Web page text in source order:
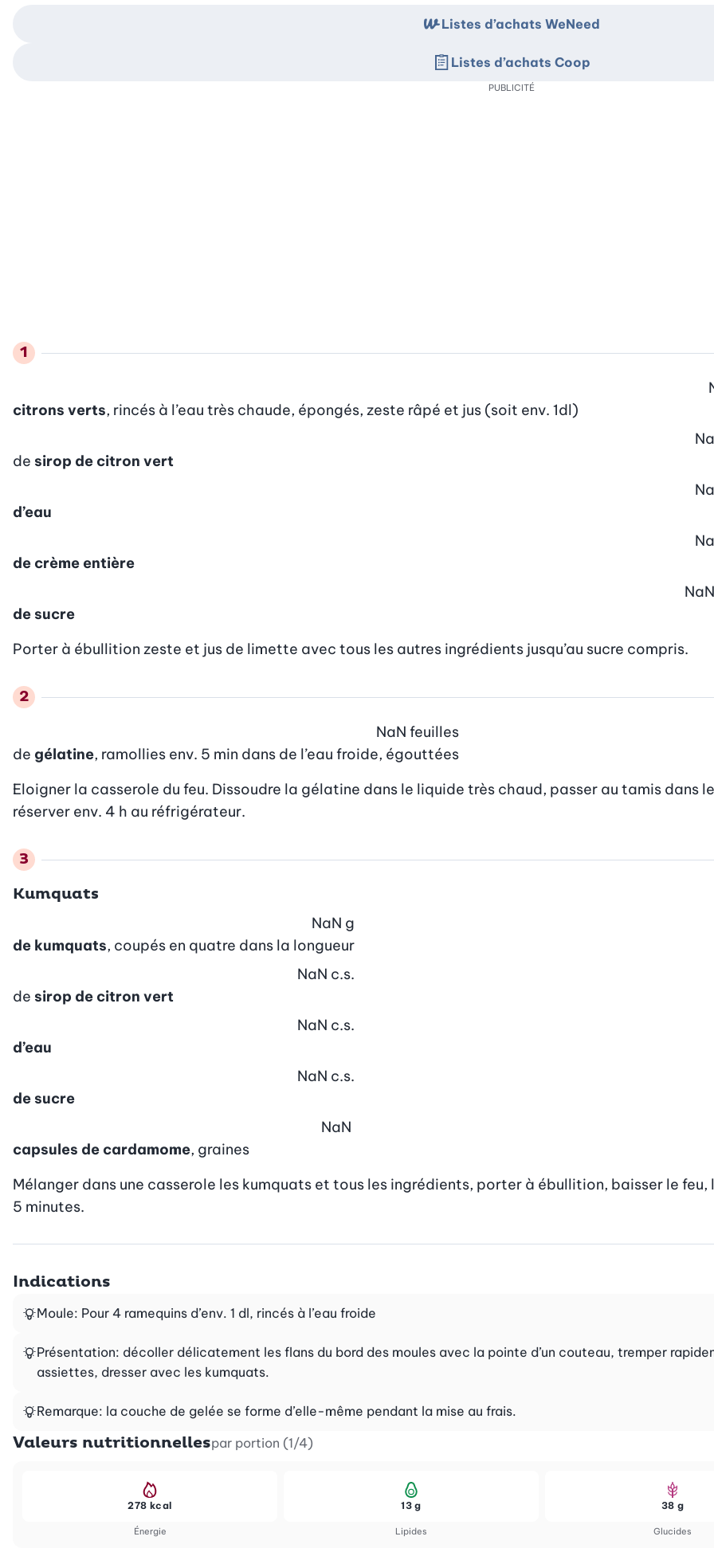
citrons verts, rincés à l’eau très chaude, épongés, zeste râpé et jus (soit env. 1dl)
de sirop de citron vert
d’eau
de crème entière
de sucre
NaN
Porter à ébullition zeste et jus de limette avec tous les autres ingrédients jusqu’au sucre compris.
de gélatine, ramollies env. 5 min dans de l’eau froide, égouttées
NaN feuilles
Eloigner la casserole du feu. Dissoudre la gélatine dans le liquide très chaud, passer au tamis dans
réserver env. 4 h au réfrigérateur.
Kumquats
de kumquats, coupés en quatre dans la longueur
NaN g
de sirop de citron vert
NaN c.s.
d’eau
NaN c.s.
de sucre
NaN c.s.
capsules de cardamome, graines
NaN
Mélanger dans une casserole les kumquats et tous les ingrédients, porter à ébullition, baisser le feu,
5 minutes.
Listes d’achats WeNeed
Listes d’achats Coop
PUBLICITÉ
Indications
Moule: Pour 4 ramequins d’env. 1 dl, rincés à l’eau froide
Présentation: décoller délicatement les flans du bord des moules avec la pointe d’un couteau, tremper
assiettes, dresser avec les kumquats.
Remarque: la couche de gelée se forme d’elle-même pendant la mise au frais.
Valeurs nutritionnellespar portion (1/4)
Énergie
278 kcal
Lipides
13 g
Glucides
38 g